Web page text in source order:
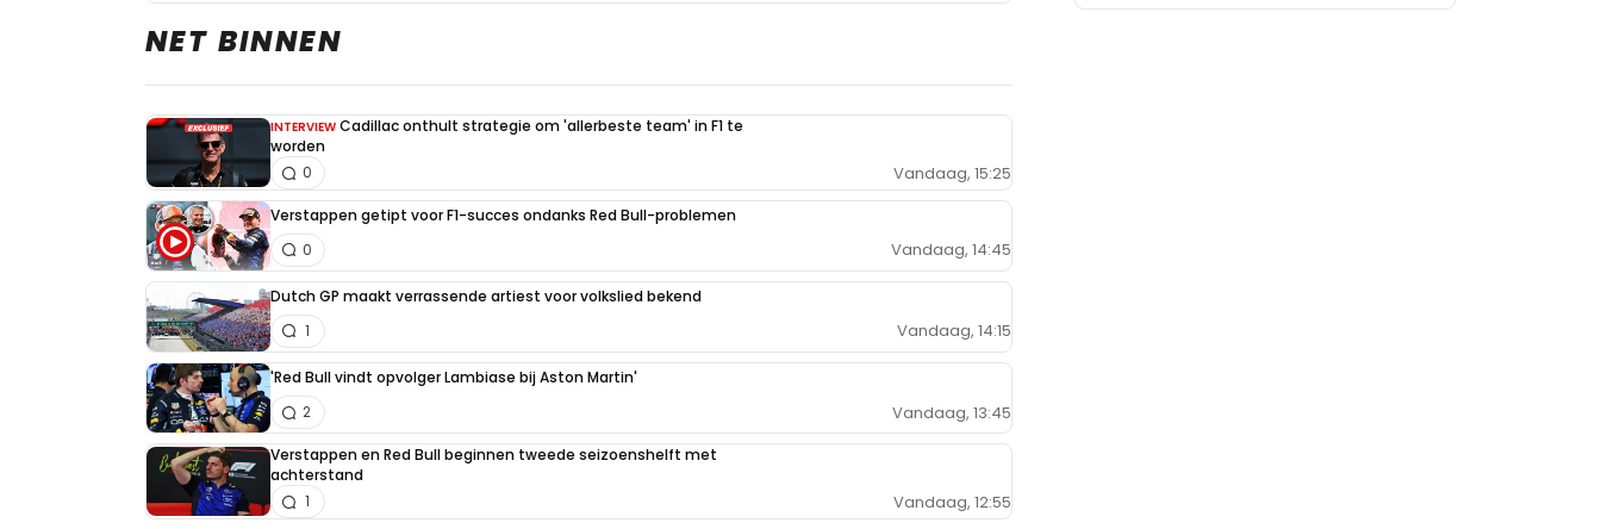
NET BINNEN
INTERVIEW Cadillac onthult strategie om 'allerbeste team' in F1 te
worden
Vandaag, 15:25
0
Verstappen getipt voor F1-succes ondanks Red Bull-problemen
Vandaag, 14:45
0
Dutch GP maakt verrassende artiest voor volkslied bekend
Vandaag, 14:15
1
'Red Bull vindt opvolger Lambiase bij Aston Martin'
Vandaag, 13:45
2
Verstappen en Red Bull beginnen tweede seizoenshelft met
achterstand
Vandaag, 12:55
1